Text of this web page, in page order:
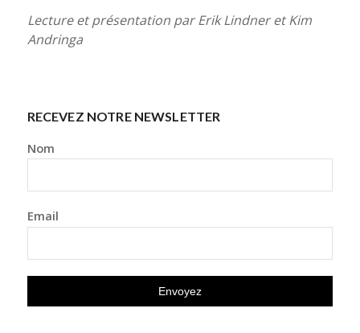
Lecture et présentation par Erik Lindner et Kim
Andringa
RECEVEZ NOTRE NEWSLETTER
Nom
Email